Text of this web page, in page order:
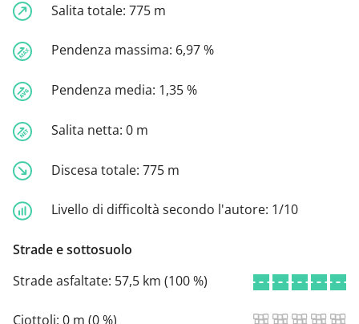
Salita totale: 775 m
Pendenza massima: 6,97 %
Pendenza media: 1,35 %
Salita netta: 0 m
Discesa totale: 775 m
Livello di difficoltà secondo l'autore: 1/10
Strade e sottosuolo
Strade asfaltate: 57,5 km (100 %)
Ciottoli: 0 m (0 %)